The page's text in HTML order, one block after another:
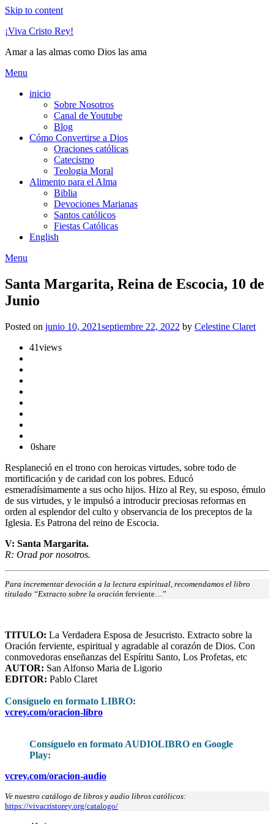
Skip to content
¡Viva Cristo Rey!
Amar a las almas como Dios las ama
Menu
inicio
Sobre Nosotros
Canal de Youtube
Blog
Cómo Convertirse a Dios
Oraciones católicas
Catecismo
Teologia Moral
Alimento para el Alma
Biblia
Devociones Marianas
Santos católicos
Fiestas Católicas
English
Menu
Santa Margarita, Reina de Escocia, 10 de
Junio
Posted on junio 10, 2021septiembre 22, 2022 by Celestine Claret
41views
0share
Resplaneció en el trono con heroicas virtudes, sobre todo de
mortificación y de caridad con los pobres. Educó
esmeradísimamente a sus ocho hijos. Hizo al Rey, su esposo, émulo
de sus virtudes, y le impulsó a introducir preciosas reformas en
orden al esplendor del culto y observancia de los preceptos de la
Iglesia. Es Patrona del reino de Escocia.
V: Santa Margarita.
R: Orad por nosotros.
Para incrementar devoción a la lectura espiritual, recomendamos el libro
titulado “Extracto sobre la oración ferviente…”
TITULO: La Verdadera Esposa de Jesucristo. Extracto sobre la
Oración ferviente, espiritual y agradable al corazón de Dios. Con
conmovedoras enseñanzas del Espíritu Santo, Los Profetas, etc
AUTOR: San Alfonso Maria de Ligorio
EDITOR: Pablo Claret
Consíguelo en formato LIBRO:
vcrey.com/oracion-libro
Consíguelo en formato AUDIOLIBRO en Google
Play:
vcrey.com/oracion-audio
Ve nuestro catálogo de libros y audio libros católicos:
https://vivacristorey.org/catalogo/